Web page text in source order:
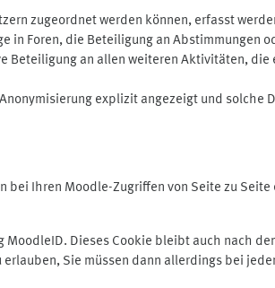
zugeordnet werden können, erfasst
in Foren, die Beteiligung an Abstimmungen
Beteiligung an allen weiteren Aktivitäten, die
explizit angezeigt und solche
bei Ihren Moodle-Zugriffen von Seite zu
Dieses Cookie bleibt auch nach
Sie müssen dann allerdings bei